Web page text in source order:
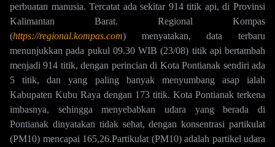
perbuatan manusia. Tercatat ada sekitar 914 titik api, di Provinsi
Kalimantan Barat. Regional Kompas
(https://regional.kompas.com) menyatakan, data terbaru
menunjukkan pada pukul 09.30 WIB (23/08) titik api bertambah
menjadi 914 titik, dengan perincian di Kota Pontianak sendiri ada
5 titik, dan yang paling banyak menyumbang asap ialah
Kabupaten Kubu Raya dengan 173 titik. Kota Pontianak terkena
imbasnya, sehingga menyebabkan udara yang berada di
Pontianak dinyatakan tidak sehat, dengan konsentrasi partikulat
(PM10) mencapai 165,26.Partikulat (PM10) adalah partikel udara